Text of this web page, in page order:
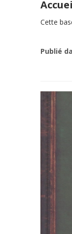
Cette
Publié